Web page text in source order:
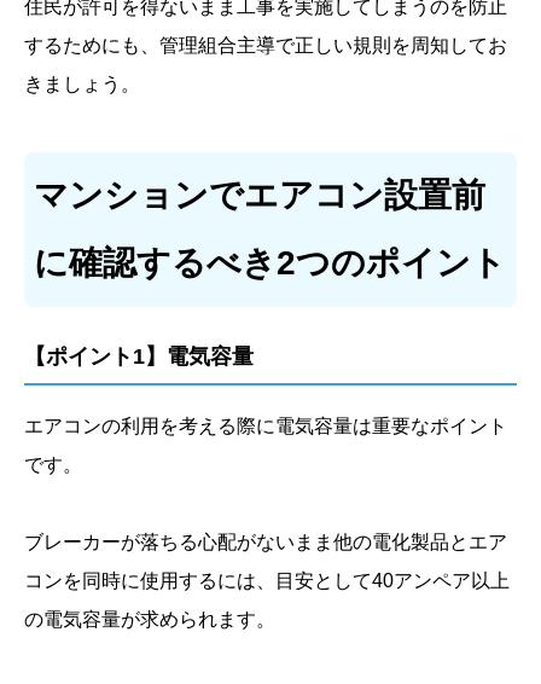
住民が許可を得ないまま工事を実施してしまうのを防止
するためにも、管理組合主導で正しい規則を周知してお
きましょう。
マンションでエアコン設置前
に確認するべき2つのポイント
【ポイント1】電気容量
エアコンの利用を考える際に電気容量は重要なポイント
です。
ブレーカーが落ちる心配がないまま他の電化製品とエア
コンを同時に使用するには、目安として40アンペア以上
の電気容量が求められます。